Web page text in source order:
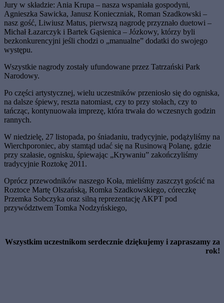
Jury w składzie: Ania Krupa – nasza wspaniała gospodyni,
Agnieszka Sawicka, Janusz Konieczniak, Roman Szadkowski –
nasz gość, Liwiusz Matus, pierwszą nagrodę przyznało duetowi –
Michał Łazarczyk i Bartek Gąsienica – Józkowy, którzy byli
bezkonkurencyjni jeśli chodzi o „manualne” dodatki do swojego
występu.
Wszystkie nagrody zostały ufundowane przez Tatrzański Park
Narodowy.
Po części artystycznej, wielu uczestników przeniosło się do ogniska,
na dalsze śpiewy, reszta natomiast, czy to przy stołach, czy to
tańcząc, kontynuowała imprezę, która trwała do wczesnych godzin
rannych.
W niedzielę, 27 listopada, po śniadaniu, tradycyjnie, podążyliśmy na
Wierchporoniec, aby stamtąd udać się na Rusinową Polanę, gdzie
przy szałasie, ognisku, śpiewając „Krywaniu” zakończyliśmy
tradycyjnie Roztokę 2011.
Oprócz przewodników naszego Koła, mieliśmy zaszczyt gościć na
Roztoce Martę Olszańską, Romka Szadkowskiego, córeczkę
Przemka Sobczyka oraz silną reprezentację AKPT pod
przywództwem Tomka Nodzyńskiego,
Wszystkim uczestnikom serdecznie dziękujemy i zapraszamy za
rok!